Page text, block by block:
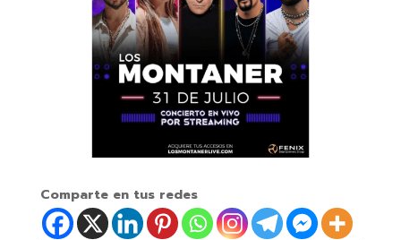
Comparte en tus redes